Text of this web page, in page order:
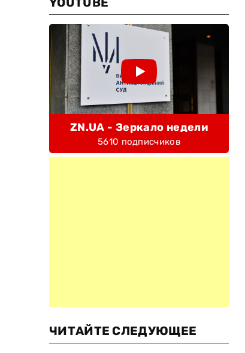
ZN.UA - Зеркало недели
5610 подписчиков
ЧИТАЙТЕ СЛЕДУЮЩЕЕ